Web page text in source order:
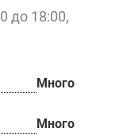
до 18:00,
Много
Много